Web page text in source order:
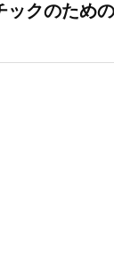
ックのため